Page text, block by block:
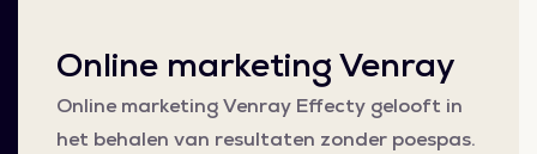
Online marketing Venray
Online marketing Venray Effecty gelooft in
het behalen van resultaten zonder poespas.